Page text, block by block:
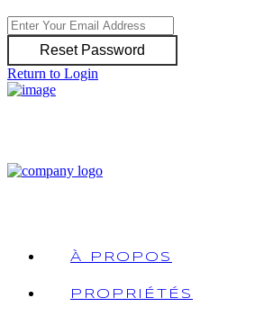
Reset Password
Return to Login
À PROPOS
PROPRIÉTÉS